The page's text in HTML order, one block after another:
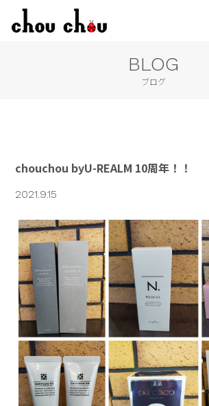
BLOG
ブログ
chouchou byU-REALM 10周年！！
2021.9.15